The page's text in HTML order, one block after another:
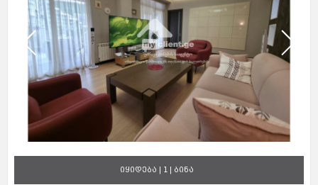
იყიდება | 1 | ბინა